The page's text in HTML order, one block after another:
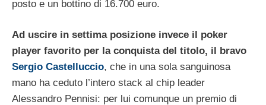
posto e un bottino di 16.700 euro.
Ad uscire in settima posizione invece il poker
player favorito per la conquista del titolo, il bravo
Sergio Castelluccio, che in una sola sanguinosa
mano ha ceduto l’intero stack al chip leader
Alessandro Pennisi: per lui comunque un premio di